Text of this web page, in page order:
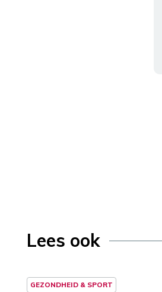
Lees ook
GEZONDHEID & SPORT